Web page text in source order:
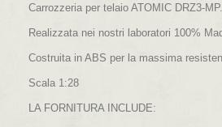
Carrozzeria per telaio ATOMIC DRZ3-MP.
Realizzata nei nostri laboratori 100%
Costruita in ABS per la massima
Scala 1:28
LA FORNITURA INCLUDE: